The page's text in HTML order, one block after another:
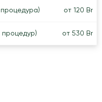
от 120 Br
процедур) от 530 Br